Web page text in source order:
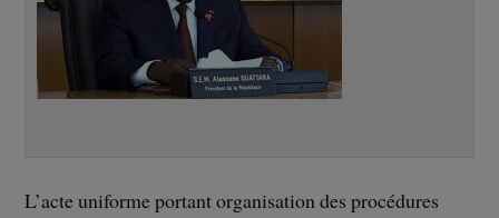
L’acte uniforme portant organisation des procédures